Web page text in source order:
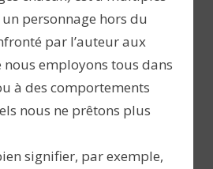
personnage hors du
par l’auteur aux
nous employons tous dans
à des comportements
nous ne prêtons plus
signifier, par exemple,